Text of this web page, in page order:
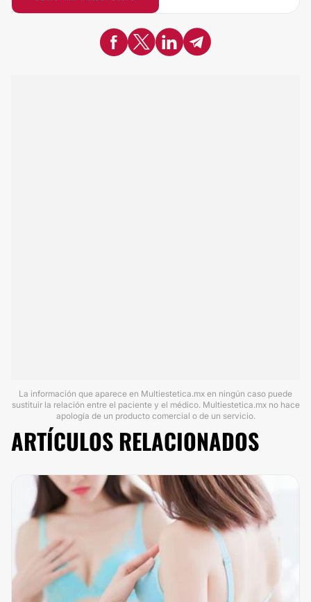
La información que aparece en Multiestetica.mx en ningún caso puede
sustituir la relación entre el paciente y el médico. Multiestetica.mx no hace
apología de un producto comercial o de un servicio.
ARTÍCULOS RELACIONADOS